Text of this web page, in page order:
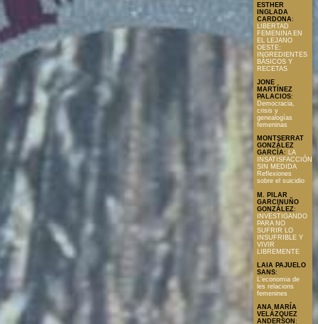
ESTHER
INGLADA
CARDONA:
LIBERTAD
FEMENINA EN
EL LEJANO
OESTE:
INGREDIENTES
BÁSICOS Y
RECETAS
JONE
MARTÍNEZ
PALACIOS:
Democracia,
crisis y
genealogías
femeninas
MONTSERRAT
GONZÁLEZ
GARCÍA: LA
INSATISFACCIÓN
SIN MEDIDA
Reflexiones
sobre el suicidio
M. PILAR
GARCINUÑO
GONZÁLEZ:
INVESTIGANDO
PARA NO
SUFRIR LO
INSUFRIBLE Y
VIVIR
LIBREMENTE
LAIA PAJUELO
SANS:
L'economia de
les relacions
femenines
ANA MARÍA
VELÁZQUEZ
ANDERSON :